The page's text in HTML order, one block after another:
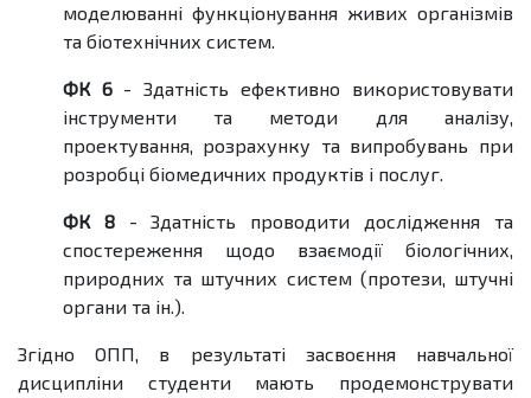
моделюванні функціонування живих організмів
та біотехнічних систем.
ФК 6- Здатність ефективно використовувати
інструменти та методи для аналізу,
проектування, розрахунку та випробувань при
розробці біомедичних продуктів і послуг.
ФК 8- Здатність проводити дослідження та
спостереження щодо взаємодії біологічних,
природних та штучних систем (протези, штучні
органи та ін.).
Згідно ОПП, в результаті засвоєння навчальної
дисципліни студенти мають продемонструвати